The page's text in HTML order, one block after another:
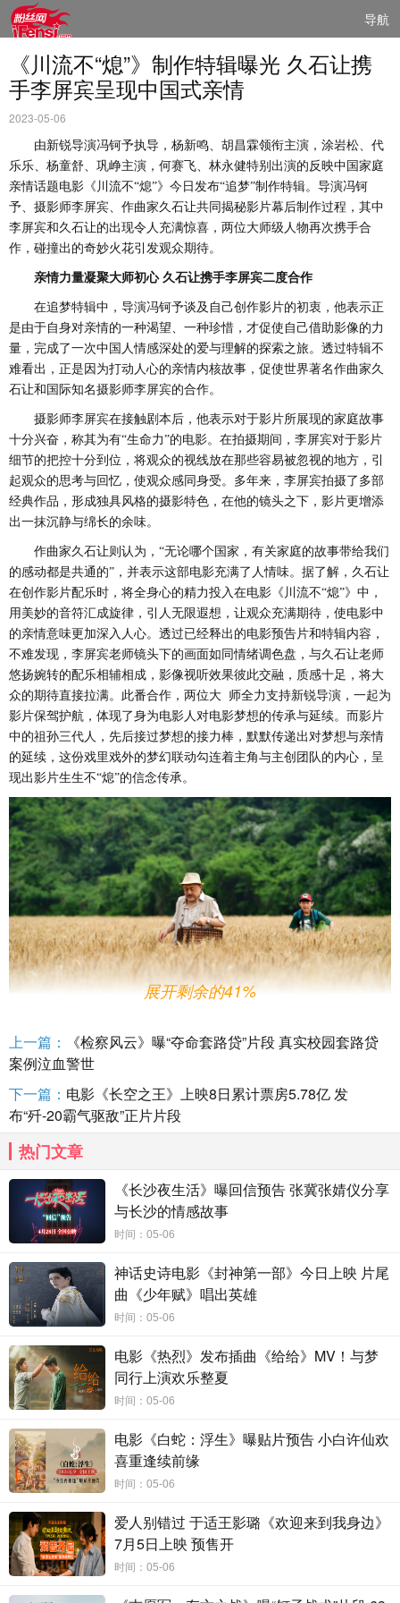
导航
《川流不“熄”》制作特辑曝光 久石让携
手李屏宾呈现中国式亲情
2023-05-06
由新锐导演冯钶予执导，杨新鸣、胡昌霖领衔主演，涂岩松、代
乐乐、杨童舒、巩峥主演，何赛飞、林永健特别出演的反映中国家庭
亲情话题电影《川流不“熄”》今日发布“追梦”制作特辑。导演冯钶
予、摄影师李屏宾、作曲家久石让共同揭秘影片幕后制作过程，其中
李屏宾和久石让的出现令人充满惊喜，两位大师级人物再次携手合
作，碰撞出的奇妙火花引发观众期待。
亲情力量凝聚大师初心 久石让携手李屏宾二度合作
在追梦特辑中，导演冯钶予谈及自己创作影片的初衷，他表示正
是由于自身对亲情的一种渴望、一种珍惜，才促使自己借助影像的力
量，完成了一次中国人情感深处的爱与理解的探索之旅。透过特辑不
难看出，正是因为打动人心的亲情内核故事，促使世界著名作曲家久
石让和国际知名摄影师李屏宾的合作。
摄影师李屏宾在接触剧本后，他表示对于影片所展现的家庭故事
十分兴奋，称其为有“生命力”的电影。在拍摄期间，李屏宾对于影片
细节的把控十分到位，将观众的视线放在那些容易被忽视的地方，引
起观众的思考与回忆，使观众感同身受。多年来，李屏宾拍摄了多部
经典作品，形成独具风格的摄影特色，在他的镜头之下，影片更增添
出一抹沉静与绵长的余味。
作曲家久石让则认为，“无论哪个国家，有关家庭的故事带给我们
的感动都是共通的”，并表示这部电影充满了人情味。据了解，久石让
在创作影片配乐时 ，将全身心的精力投入在电影《川流不“熄”》 中 ，
用美妙的音符汇成旋律，引人无限遐想，让观众充满期待，使电影中
的亲情意味更加深入人心。透过已经释出的电影预告片和特辑内容，
不难发现，李屏宾老师镜头下的画面如同情绪调色盘，与久石让老师
悠扬婉转的配乐相辅相成，影像视听效果彼此交融，质感十足，将大
众的期待直接拉满。此番合作，两位大 师全力支持新锐导演，一起为
影片保驾护航，体现了身为电影人对电影梦想的传承与延续。而影片
中的祖孙三代人，先后接过梦想的接力棒，默默传递出对梦想与亲情
的延续，这份戏里戏外的梦幻联动勾连着主角与主创团队的内心，呈
现出影片生生不“熄”的信念传承。
生动折射中国式家庭话题 直击现实解读亲情AB面
电影《川流不“熄”》生动而深刻的展现出新时代下一家三代人相
处沟通的点滴细节，解读亲情AB面，引发大众的共鸣。
准了一个普通的小家庭，却折射出现实社会千万个家庭的本真面貌，
直击社会痛点和热议话题——中式家庭里的爱与理解。影片的主人公
爷爷张大川一家人是典型的中式家庭相处模式，时代变迁之下，生长
于不同年代的家人都拥有各自的生活习惯与思维方式。如同现实生活
中，年轻人勇于接受新事物、新挑战，而父母长辈秉持着传统的生活
观念，三代人的矛盾与纷扰究竟该如何化解……影片将生活中的这些
小事放大并呈现出来，让观众切身体会在情感表达中容易忽视的问
题，发现身边被忽视的温情瞬间。
童舒等多位实力派演员，共同演绎温暖亲情故事。该部影片不拘泥于
亲情现实题材电影的传统模式，延展出各种典型的中国家庭现象，预
演了当下人在不同年龄不同年代的多种生活理念，诠释了“表达可以多
孙，人物形象十分鲜明，让人零距离感，使大众更容易代入自身故
事，正是如此让整部影片充满人情味，也正是这种最平凡不过的家庭
生活，使得电影激发出更多可能性，牵引大众去探索家庭沟通的方
想对观众说的心里话，“我希望大家可以放下电话，好好看完这部电
影，回家和家人一起吃一顿饭。”
电影《川流不“熄”》由北京凯蓝空间文化传播有限公司，北京梦
造者娱乐文化有限公司，北京聚合影联文化传媒有限公司，北京年年
展开剩余的41%
上一篇：
《检察风云》曝“夺命套路贷”片段 真实校园套路贷
案例泣血警世
下一篇： 电影《长空之王》上映8日累计票房5.78亿 发
布“歼-20霸气驱敌”正片片段
热门文章
《长沙夜生活》曝回信预告 张冀张婧仪分享
与长沙的情感故事
时间：05-06
神话史诗电影《封神第一部》今日上映 片尾
曲《少年赋》唱出英雄
时间：05-06
电影《热烈》发布插曲《给给》MV！与梦
同行上演欢乐整夏
时间：05-06
电影《白蛇：浮生》曝贴片预告 小白许仙欢
喜重逢续前缘
时间：05-06
爱人别错过 于适王影璐《欢迎来到我身边》
7月5日上映 预售开
时间：05-06